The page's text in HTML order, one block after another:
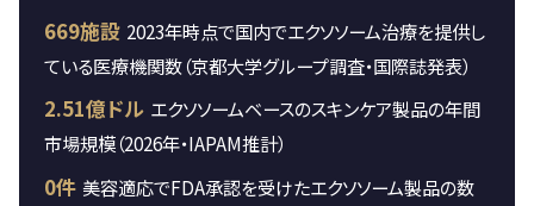
669施設 2023年時点で国内でエクソソーム治療を提供し
ている医療機関数（京都大学グループ調査・国際誌発表）
2.51億ドル エクソソームベースのスキンケア製品の年間
市場規模（2026年・IAPAM推計）
0件 美容適応でFDA承認を受けたエクソソーム製品の数